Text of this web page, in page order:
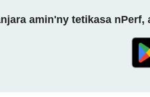
amin'ny tetikasa